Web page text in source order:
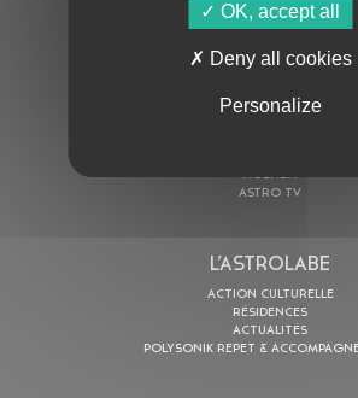
En cochant cette case, j’accepte la Politique de
AGENDA
ASTRO TV
L’ASTROLABE
ACTION CULTURELLE
RÉSIDENCES
ACTUALITÉS
POLYSONIK REPET &
OK, accept all
Deny all cookies
Personalize